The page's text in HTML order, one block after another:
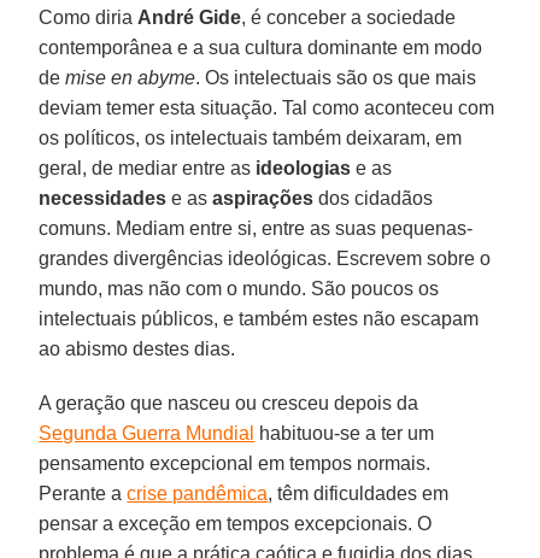
Como diria André Gide, é conceber a sociedade
contemporânea e a sua cultura dominante em modo
demise en abyme. Os intelectuais são os que mais
deviam temer esta situação. Tal como aconteceu com
os políticos, os intelectuais também deixaram, em
geral, de mediar entre as ideologias e as
necessidades e asaspirações dos cidadãos
comuns. Mediam entre si, entre as suas pequenas-
grandes divergências ideológicas. Escrevem sobre o
mundo, mas não com o mundo. São poucos os
intelectuais públicos, e também estes não escapam
ao abismo destes dias.
A geração que nasceu ou cresceu depois da
Segunda Guerra Mundial
habituou-se a ter um
pensamento excepcional em tempos normais.
Perante acrise pandêmica, têm dificuldades em
pensar a exceção em tempos excepcionais. O
problema é que a prática caótica e fugidia dos dias